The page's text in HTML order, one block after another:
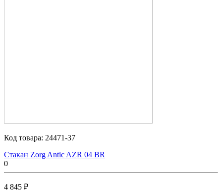
Код товара: 24471-37
Стакан Zorg Antic AZR 04 BR
0
4 845 ₽